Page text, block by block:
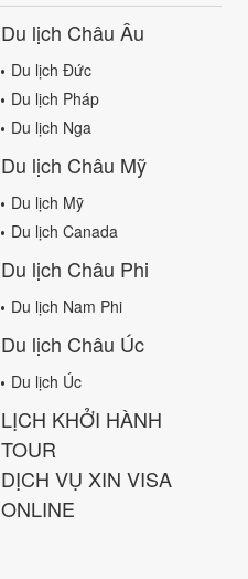
Du lịch Châu Âu
Du lịch Đức
Du lịch Pháp
Du lịch Nga
Du lịch Châu Mỹ
Du lịch Mỹ
Du lịch Canada
Du lịch Châu Phi
Du lịch Nam Phi
Du lịch Châu Úc
Du lịch Úc
LỊCH KHỞI HÀNH
TOUR
DỊCH VỤ XIN VISA
ONLINE